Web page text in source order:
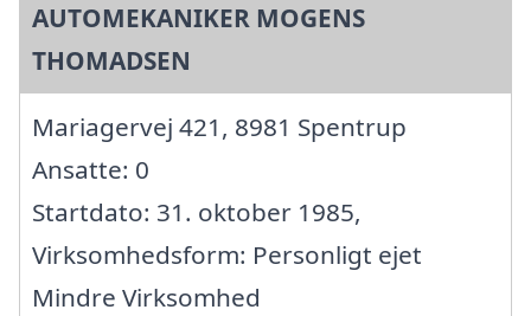
AUTOMEKANIKER MOGENS
THOMADSEN
Mariagervej 421, 8981 Spentrup
Ansatte: 0
Startdato: 31. oktober 1985,
Virksomhedsform: Personligt ejet
Mindre Virksomhed